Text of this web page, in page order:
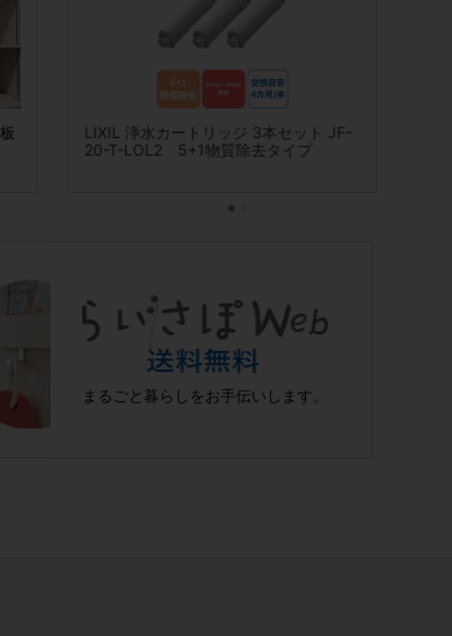
2026春夏 ガス給湯器交換 リンナイエ
コジョーズ24号ウルトラファインバブ
ー(屋外
LIXIL 浄水カートリッジ 3本セット JF-
20-T-LOL2 5+1物質除去タイプ
まるごと暮らしを お手伝いします。